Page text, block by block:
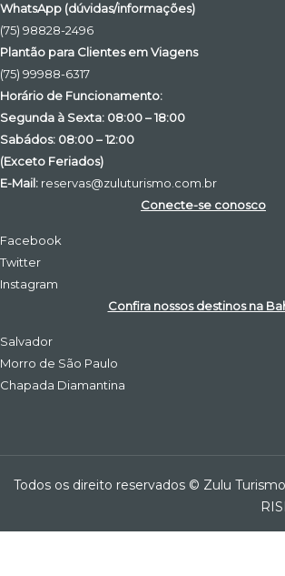
WhatsApp (dúvidas/informações)
(75) 98828-2496
Plantão para Clientes em Viagens
(75) 99988-6317
Horário de Funcionamento:
Segunda à Sexta: 08:00 – 18:00
Sabádos: 08:00 – 12:00
(Exceto Feriados)
E-Mail: reservas@zuluturismo.com.br
Conecte-se conosco
Facebook
Twitter
Instagram
Confira nossos destinos na
Salvador
Morro de São Paulo
Chapada Diamantina
Todos os direito reservados © Zulu